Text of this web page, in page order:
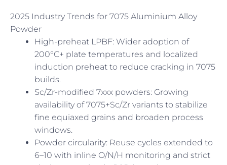
2025 Industry Trends for 7075 Aluminium Alloy
Powder
High-preheat LPBF: Wider adoption of
200°C+ plate temperatures and localized
induction preheat to reduce cracking in 7075
builds.
Sc/Zr-modified 7xxx powders: Growing
availability of 7075+Sc/Zr variants to stabilize
fine equiaxed grains and broaden process
windows.
Powder circularity: Reuse cycles extended to
6–10 with inline O/N/H monitoring and strict